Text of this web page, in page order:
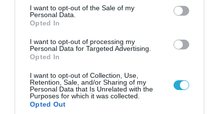
consent section.
I want to opt-out of the Sale of my
Personal Data.
Opted In
I want to opt-out of processing my
Personal Data for Targeted Advertising.
Opted In
I want to opt-out of Collection, Use,
Retention, Sale, and/or Sharing of my
Personal Data that Is Unrelated with the
Purposes for which it was collected.
Opted Out